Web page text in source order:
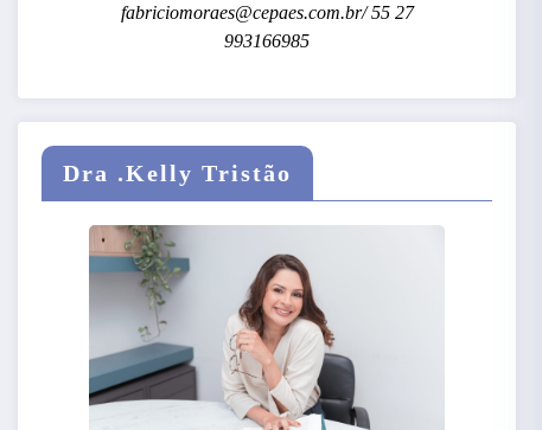
fabriciomoraes@cepaes.com.br/ 55 27
993166985
Dra .Kelly Tristão